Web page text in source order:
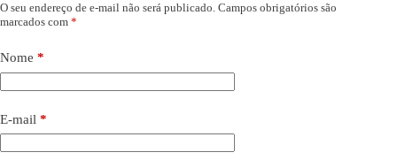
O seu endereço de e-mail não será publicado. Campos obrigatórios são
marcados com *
Nome *
E-mail *